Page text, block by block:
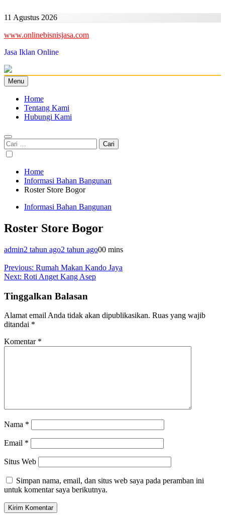
to
11 Agustus 2026
www.onlinebisnisjasa.com
Jasa Iklan Online
Menu
Home
Tentang Kami
Hubungi Kami
Cari
untuk:
Home
Informasi Bahan Bangunan
Roster Store Bogor
Informasi Bahan Bangunan
Roster Store Bogor
admin2 tahun ago2 tahun ago00 mins
Navigasi
pos
Previous: Rumah Makan Kando Jaya
Next: Roti Anget Kang Asep
Tinggalkan Balasan
Alamat email Anda tidak akan dipublikasikan. Ruas yang wajib
ditandai *
Komentar *
Nama *
Email *
Situs Web
Simpan nama, email, dan situs web saya pada peramban ini
untuk komentar saya berikutnya.